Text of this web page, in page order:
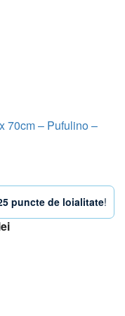
70cm – Pufulino –
puncte de loialitate!
Prețul